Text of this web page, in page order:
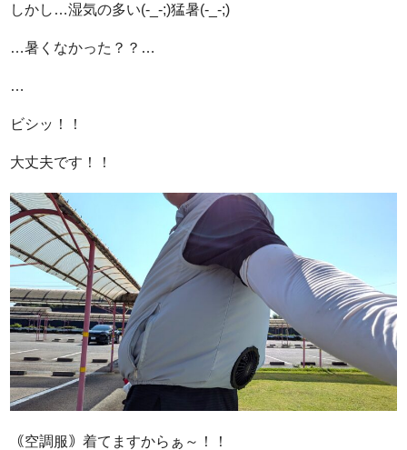
しかし…湿気の多い(-_-;)猛暑(-_-;)
…暑くなかった？？…
…
ビシッ！！
大丈夫です！！
｟空調服｠着てますからぁ～！！